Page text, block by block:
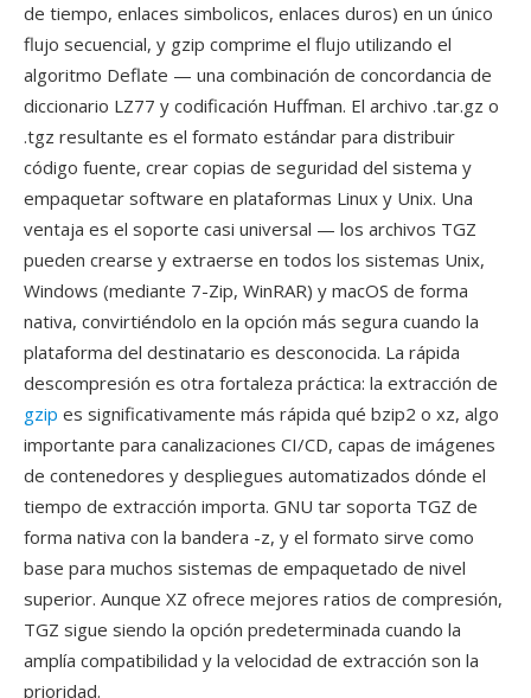
de tiempo, enlaces simbolicos, enlaces duros) en un único
flujo secuencial, y gzip comprime el flujo utilizando el
algoritmo Deflate — una combinación de concordancia de
diccionario LZ77 y codificación Huffman. El archivo .tar.gz o
.tgz resultante es el formato estándar para distribuir
código fuente, crear copias de seguridad del sistema y
empaquetar software en plataformas Linux y Unix. Una
ventaja es el soporte casi universal — los archivos TGZ
pueden crearse y extraerse en todos los sistemas Unix,
Windows (mediante 7-Zip, WinRAR) y macOS de forma
nativa, convirtiéndolo en la opción más segura cuando la
plataforma del destinatario es desconocida. La rápida
descompresión es otra fortaleza práctica: la extracción de
gzip es significativamente más rápida qué bzip2 o xz, algo
importante para canalizaciones CI/CD, capas de imágenes
de contenedores y despliegues automatizados dónde el
tiempo de extracción importa. GNU tar soporta TGZ de
forma nativa con la bandera -z, y el formato sirve como
base para muchos sistemas de empaquetado de nivel
superior. Aunque XZ ofrece mejores ratios de compresión,
TGZ sigue siendo la opción predeterminada cuando la
amplía compatibilidad y la velocidad de extracción son la
prioridad.